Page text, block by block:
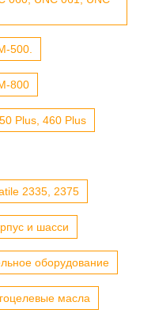
500.
800
Plus, 460 Plus
2335, 2375
и шасси
оборудование
масла